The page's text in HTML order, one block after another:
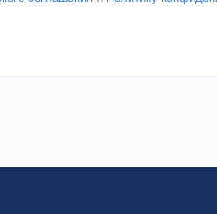
экран, система